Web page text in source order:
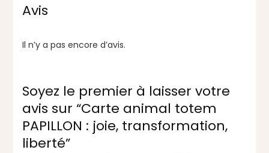
Avis
Il n’y a pas encore d’avis.
Soyez le premier à laisser votre
avis sur “Carte animal totem
PAPILLON : joie, transformation,
liberté”